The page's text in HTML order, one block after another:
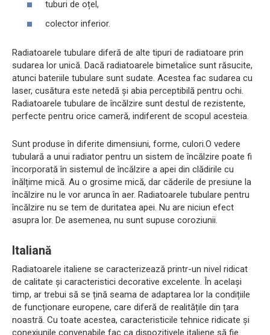
tuburi de oțel,
colector inferior.
Radiatoarele tubulare diferă de alte tipuri de radiatoare prin
sudarea lor unică. Dacă radiatoarele bimetalice sunt răsucite,
atunci bateriile tubulare sunt sudate. Acestea fac sudarea cu
laser, cusătura este netedă și abia perceptibilă pentru ochi.
Radiatoarele tubulare de încălzire sunt destul de rezistente,
perfecte pentru orice cameră, indiferent de scopul acesteia.
Sunt produse în diferite dimensiuni, forme, culori.O vedere
tubulară a unui radiator pentru un sistem de încălzire poate fi
încorporată în sistemul de încălzire a apei din clădirile cu
înălțime mică. Au o grosime mică, dar căderile de presiune la
încălzire nu le vor arunca în aer. Radiatoarele tubulare pentru
încălzire nu se tem de duritatea apei. Nu are niciun efect
asupra lor. De asemenea, nu sunt supuse coroziunii.
Italiană
Radiatoarele italiene se caracterizează printr-un nivel ridicat
de calitate și caracteristici decorative excelente. În același
timp, ar trebui să se țină seama de adaptarea lor la condițiile
de funcționare europene, care diferă de realitățile din țara
noastră. Cu toate acestea, caracteristicile tehnice ridicate și
conexiunile convenabile fac ca dispozitivele italiene să fie